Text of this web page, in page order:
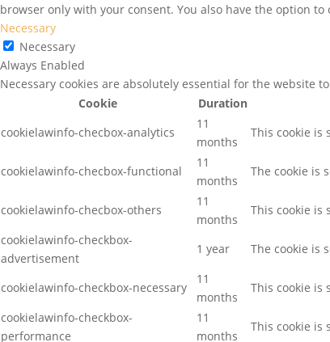
browser only with your consent. You also have the option
Necessary
Necessary
Always Enabled
Necessary cookies are absolutely essential for the website
Cookie
Duration
cookielawinfo-checbox-analytics
11
months
This cookie is
cookielawinfo-checbox-functional
11
months
The cookie is
cookielawinfo-checbox-others
11
months
This cookie is
cookielawinfo-checkbox-
advertisement
1 year The cookie is
cookielawinfo-checkbox-necessary
11
months
This cookie is
cookielawinfo-checkbox-
performance
11
months
This cookie is